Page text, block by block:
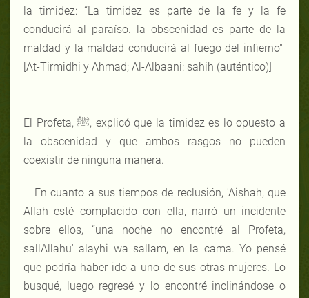
la timidez: “La timidez es parte de la fe y la fe
conducirá al paraíso. la obscenidad es parte de la
maldad y la maldad conducirá al fuego del infierno"
[At-Tirmidhi y Ahmad; Al-Albaani: sahih (auténtico)]
El Profeta, ﷺ, explicó que la timidez es lo opuesto a
la obscenidad y que ambos rasgos no pueden
coexistir de ninguna manera.
En cuanto a sus tiempos de reclusión, 'Aishah, que
Allah esté complacido con ella, narró un incidente
sobre ellos, “una noche no encontré al Profeta,
sallAllahu' alayhi wa sallam, en la cama. Yo pensé
que podría haber ido a uno de sus otras mujeres. Lo
busqué, luego regresé y lo encontré inclinándose o